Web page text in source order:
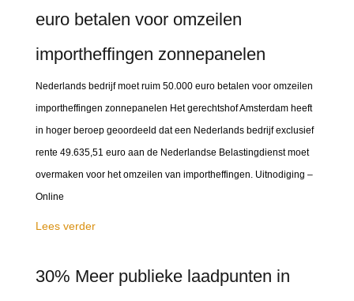
euro betalen voor omzeilen
importheffingen zonnepanelen
Nederlands bedrijf moet ruim 50.000 euro betalen voor omzeilen
importheffingen zonnepanelen Het gerechtshof Amsterdam heeft
in hoger beroep geoordeeld dat een Nederlands bedrijf exclusief
rente 49.635,51 euro aan de Nederlandse Belastingdienst moet
overmaken voor het omzeilen van importheffingen. Uitnodiging –
Online
Lees verder
30% Meer publieke laadpunten in